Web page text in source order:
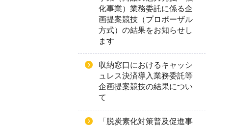
化事業）業務委託に係る企
画提案競技（プロポーザル
方式）の結果をお知らせし
ます
収納窓口におけるキャッシ
ュレス決済導入業務委託等
企画提案競技の結果につい
て
「脱炭素化対策普及促進事